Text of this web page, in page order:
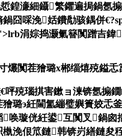
鍠濓細鑷繁鑺遍挶鍋氬
囧啋浼姡鐨勪骇鍝併
涓婃捣灏氭簮闃蹭吉鍏
爜闃茬獪璐х郴缁熺殑鎰忎
呯殑瑙掑害鏉ョ湅锛氬搧
璐э紝閫氳繃璧嬩簣姣忎
唤璇侊紝鍙互闃叉鍋囪
浼佷笟鏈韩锛岃繕鏈夋